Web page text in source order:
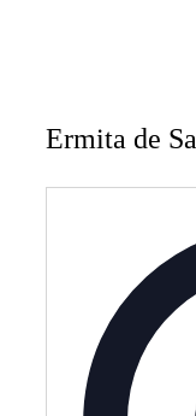
Ermita de